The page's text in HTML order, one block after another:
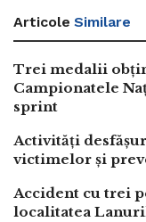
Articole Similare
Trei medalii
Campionatele
sprint
Activități
victimelor și
Accident cu trei
localitatea